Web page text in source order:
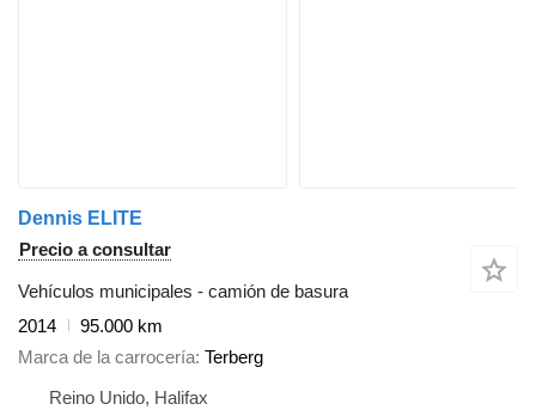
Dennis ELITE
Precio a consultar
Vehículos municipales - camión de basura
2014
95.000 km
Marca de la carrocería Terberg
Reino Unido, Halifax